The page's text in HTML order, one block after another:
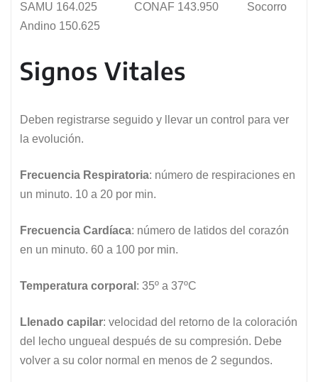
SAMU 164.025 CONAF 143.950 Socorro
Andino 150.625
Signos Vitales
Deben registrarse seguido y llevar un control para ver
la evolución.
Frecuencia Respiratoria: número de respiraciones en
un minuto. 10 a 20 por min.
Frecuencia Cardíaca: número de latidos del corazón
en un minuto. 60 a 100 por min.
Temperatura corporal : 35º a 37ºC
Llenado capilar: velocidad del retorno de la coloración
del lecho ungueal después de su compresión. Debe
volver a su color normal en menos de 2 segundos.